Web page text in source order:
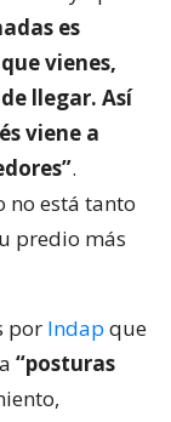
es
vienes,
llegar. Así
viene a
.
no está tanto
predio más
por Indap que
“posturas